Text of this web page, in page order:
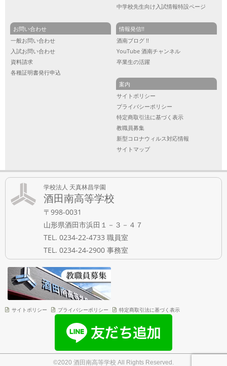
中学校先生向け入試情報特設ページ
お問い合わせ
一般お問い合わせ
入試お問い合わせ
資料請求
各種証明書発行申込
情報発信!!
酒南ブログ !!
YouTube 酒南チャンネル
卒業生の活躍
案内
サイトポリシー
プライバシーポリシー
特定商取引法に基づく表示
教職員募集
新型コロナウィルス対応情報
サイトマップ
学校法人 天真林昌学園
酒田南高等学校
〒998-0031
山形県酒田市浜田１－３－４７
TEL. 0234-22-4733 職員室
TEL. 0234-24-2900 事務室
サイトポリシー プライバシーポリシー 特定商取引法に基づく表示
©2020 酒田南高等学校 All Rights Reserved.